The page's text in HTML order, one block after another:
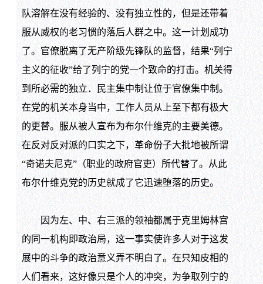
队溶解在没有经验的、没有独立性的，但是还带着
服从威权的老习惯的落后人群之中。这一计划成功
了。官僚脱离了无产阶级先锋队的监督，结果“列宁
主义的征收”给了列宁的党一个致命的打击。机关得
到所必需的独立．民主集中制让位于官僚集中制。
在党的机关本身当中，工作人员从上至下都有极大
的更替。服从被人宣布为布尔什维克的主要美德。
在反对反对派的口实之下，革命份子大批地被所谓
“奇诺夫尼克”（职业的政府官吏）所代替了。从此
布尔什维克党的历史就成了它迅速堕落的历史。
因为左、中、右三派的领袖都属于克里姆林宫
的同一机构即政治局，这一事实使许多人对于这发
展中的斗争的政治意义弄不明白了。在只知皮相的
人们看来，这好像只是个人的冲突，为争取列宁的